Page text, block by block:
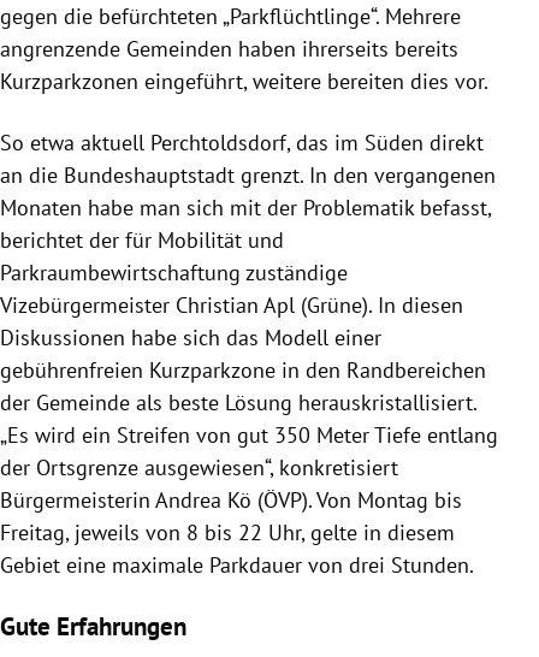
gegen die befürchteten „Parkflüchtlinge“. Mehrere
angrenzende Gemeinden haben ihrerseits bereits
Kurzparkzonen eingeführt, weitere bereiten dies vor.
So etwa aktuell Perchtoldsdorf, das im Süden direkt
an die Bundeshauptstadt grenzt. In den vergangenen
Monaten habe man sich mit der Problematik befasst,
berichtet der für Mobilität und
Parkraumbewirtschaftung zuständige
Vizebürgermeister Christian Apl (Grüne). In diesen
Diskussionen habe sich das Modell einer
gebührenfreien Kurzparkzone in den Randbereichen
der Gemeinde als beste Lösung herauskristallisiert.
„Es wird ein Streifen von gut 350 Meter Tiefe entlang
der Ortsgrenze ausgewiesen“, konkretisiert
Bürgermeisterin Andrea Kö (ÖVP). Von Montag bis
Freitag, jeweils von 8 bis 22 Uhr, gelte in diesem
Gebiet eine maximale Parkdauer von drei Stunden.
Gute Erfahrungen